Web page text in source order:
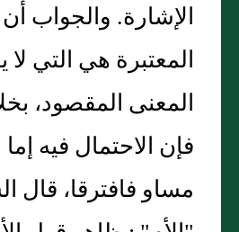
الإشارة. والجواب
المعتبرة هي التي لا
المعنى المقصود،
فإن الاحتمال فيه
مساو فافترقا، قال